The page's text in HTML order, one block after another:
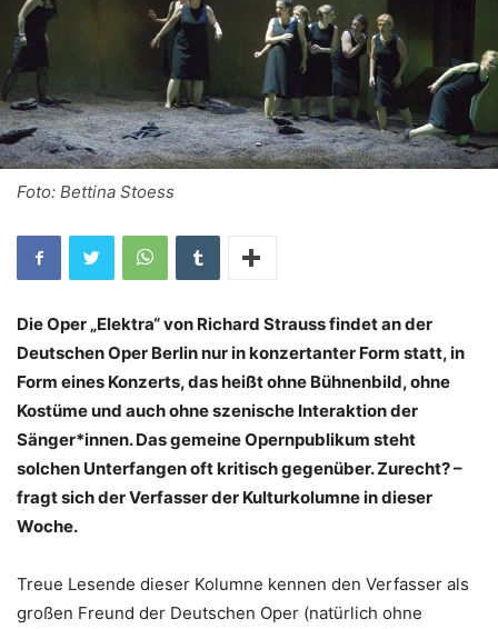
Foto: Bettina Stoess
Die Oper „Elektra“ von Richard Strauss findet an der
Deutschen Oper Berlin nur in konzertanter Form statt, in
Form eines Konzerts, das heißt ohne Bühnenbild, ohne
Kostüme und auch ohne szenische Interaktion der
Sänger*innen. Das gemeine Opernpublikum steht
solchen Unterfangen oft kritisch gegenüber. Zurecht? –
fragt sich der Verfasser der Kulturkolumne in dieser
Woche.
Treue Lesende dieser Kolumne kennen den Verfasser als
großen Freund der Deutschen Oper (natürlich ohne